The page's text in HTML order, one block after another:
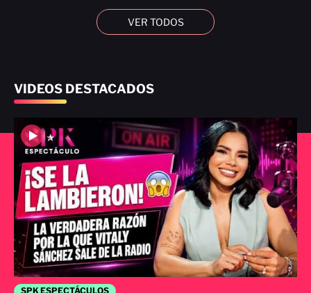
VER TODOS
VIDEOS DESTACADOS
SPK ESPECTÁCULOS